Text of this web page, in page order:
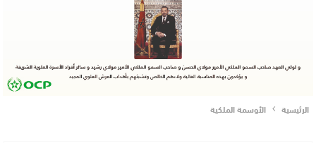
الرئيسية الأوسمة الملكية